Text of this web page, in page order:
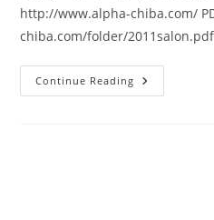
http://www.alpha-chiba.com/
chiba.com/folder/2011salon.pdf
Continue Reading 20111221
支